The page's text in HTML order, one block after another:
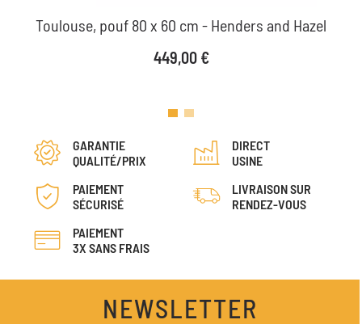
Toulouse, pouf 80 x 60 cm - Henders and Hazel
Prix
449,00 €
GARANTIE
QUALITÉ/PRIX
DIRECT
USINE
PAIEMENT
SÉCURISÉ
LIVRAISON SUR
RENDEZ-VOUS
PAIEMENT
3X SANS FRAIS
NEWSLETTER